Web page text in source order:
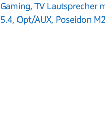
Gaming, TV Lautsprecher
5.4, Opt/AUX, Poseidon